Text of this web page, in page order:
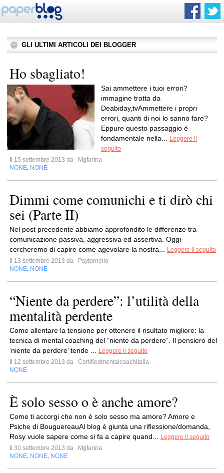
GLI ULTIMI ARTICOLI DEI BLOGGER
Ho sbagliato!
Sai ammettere i tuoi errori?
immagine tratta da
Deabiday,tvAmmettere i propri
errori, quanti di noi lo sanno fare?
Eppure questo passaggio è
fondamentale nella...
Leggere il
seguito
Il 15 settembre 2013 da
Mgfarina
NONE NONE
Dimmi come comunichi e ti dirò chi
sei (Parte II)
Nel post precedente abbiamo approfondito le differenze tra
comunicazione passiva, aggressiva ed assertiva. Oggi
cercheremo di capire come agevolare la nostra...
Leggere il seguito
Il 13 settembre 2013 da
Psytornello
NONE NONE
“Niente da perdere”: l’utilità della
mentalità perdente
Come allentare la tensione per ottenere il risultato migliore: la
tecnica di mental coaching del “niente da perdere”. Il pensiero del
‘niente da perdere’ tende ...
Leggere il seguito
Il 12 settembre 2013 da
Certifiedmentalcoachitalia
NONE
È solo sesso o è anche amore?
Come ti accorgi che non è solo sesso ma amore? Amore e
Psiche di BouguereauAl blog è giunta una riflessione/domanda,
Rosy vuole sapere come si fa a capire quand...
Leggere il seguito
Il 30 settembre 2013 da
Mgfarina
NONE NONE NONE